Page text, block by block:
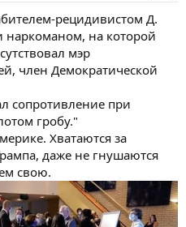
рецидивистом Д.
на которой
мэр
член Демократической
сопротивление при
гробу."
Хватаются за
даже не гнушаются
свою.